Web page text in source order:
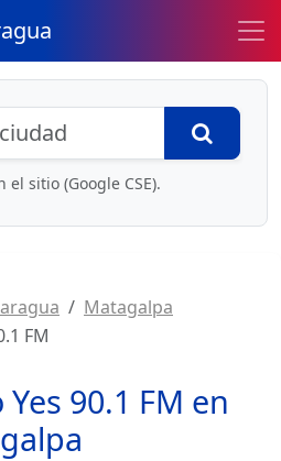
radios y contenidos
el sitio (Google CSE).
Matagalpa
FM
90.1 FM en